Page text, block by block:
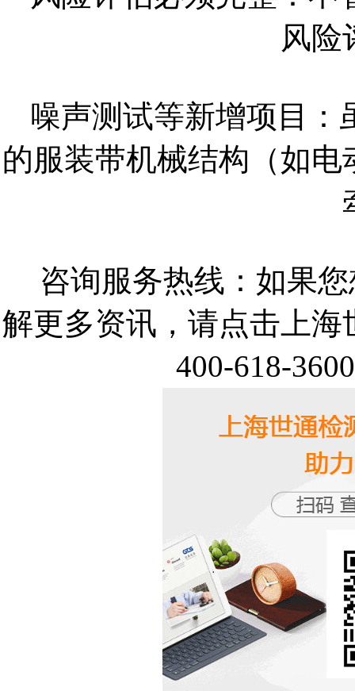
风险
噪声测试等新增项目：
的服装带机械结构（如
咨询服务热线：如果
解更多资讯，请点击上
400-618-